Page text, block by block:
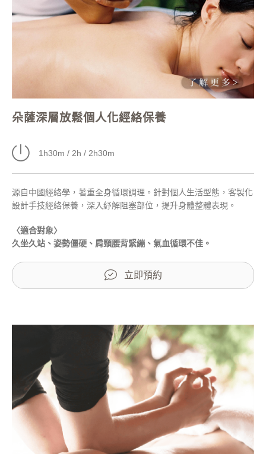
朵薩深層放鬆個人化經絡保養
1h30m / 2h / 2h30m
源自中國經絡學，著重全身循環調理。針對個人生活型態，客製化
設計手技經絡保養，深入紓解阻塞部位，提升身體整體表現。
〈適合對象〉
久坐久站、姿勢僵硬、 肩頸腰背緊繃、氣血循環不佳。
立即預約